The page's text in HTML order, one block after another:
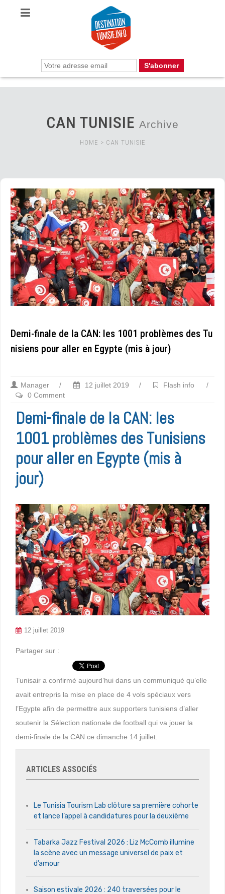
CAN TUNISIE Archive
HOME > CAN TUNISIE
Demi-finale de la CAN: les 1001 problèmes des Tu
nisiens pour aller en Egypte (mis à jour)
Manager / 12 juillet 2019 / Flash info
/
0 Comment
Demi-finale de la CAN: les
1001 problèmes des Tunisiens
pour aller en Egypte (mis à
jour)
12 juillet 2019
Partager sur :
Tunisair a confirmé aujourd’hui dans un communiqué qu’elle
avait entrepris la mise en place de 4 vols spéciaux vers
l’Egypte afin de permettre aux supporters tunisiens d’aller
soutenir la Sélection nationale de football qui va jouer la
demi-finale de la CAN ce dimanche 14 juillet.
ARTICLES ASSOCIÉS
Le Tunisia Tourism Lab clôture sa première cohorte
et lance l’appel à candidatures pour la deuxième
Tabarka Jazz Festival 2026 : Liz McComb illumine
la scène avec un message universel de paix et
d’amour
Saison estivale 2026 : 240 traversées pour le